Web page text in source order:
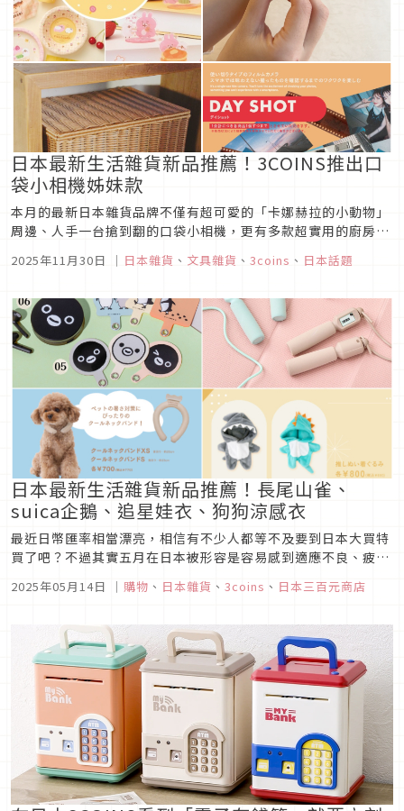
日本最新生活雜貨新品推薦！3COINS推出口
袋小相機姊妹款
本月的最新日本雜貨品牌不僅有超可愛的「卡娜赫拉的小動物」
周邊、人手一台搶到翻的口袋小相機，更有多款超實用的廚房與
生活實用小物，讓日常生活變得更便利與有趣，趕快一起來看看
11月有哪些最新雜貨小物吧！
2025年11月30日 ｜ 日本雜貨 、 文具雜貨 、 3coins 、 日本話題
日本最新生活雜貨新品推薦！長尾山雀、
suica企鵝、追星娃衣、狗狗涼感衣
最近日幣匯率相當漂亮，相信有不少人都等不及要到日本大買特
買了吧？不過其實五月在日本被形容是容易感到適應不良、疲
貨小物來轉換一下心情吧！
2025年05月14日 ｜ 購物 、 日本雜貨 、 3coins 、 日本三百元商店